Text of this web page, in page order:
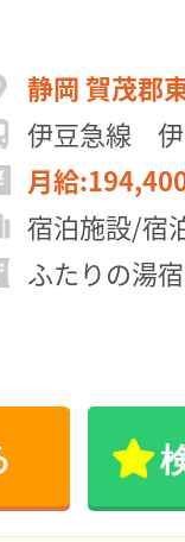
静岡 賀茂郡
伊豆急線
月給
宿泊施設/宿
ふたりの湯